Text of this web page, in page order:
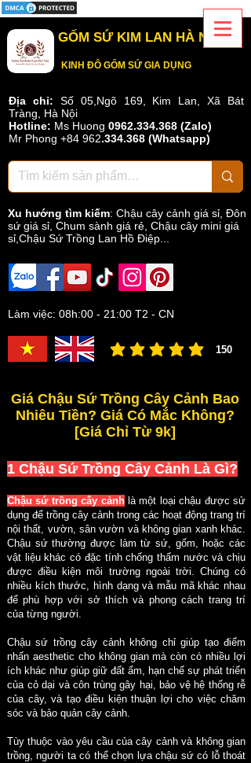
GỐM SỨ KIM LAN HÀ NỘI
KINH ĐÔ GỐM SỨ GIA DỤNG
Địa chỉ: Số 05,Ngõ 169, Kim Lan, Xã Bát
Tràng, Hà Nội
Hotline: Ms Huong 0962.334.368 (Zalo)
Mr Phong +84 962.334.368 (Whatsapp)
Xu hướng tìm kiếm: Chậu cây cảnh giá sỉ Đôn
sứ giá sỉ Chum sành giá rẻ Chậu cây mini giá
sỉ,Chậu Sứ Trồng Lan Hồ Điệp...
Làm việc: 08h:00 - 21:00 T2 - CN
150
đánh giá trung bình là 3 /5,
Giá Chậu Sứ Trồng Cây Cảnh Bao
Nhiêu Tiền? Giá Có Mắc Không?
[Giá Chỉ Từ 9k]
1 Chậu Sứ Trồng Cây Cảnh Là Gì?
Chậu sứ trồng cây cảnhlà một loại chậu được sử
dụng để trồng cây cảnh trong các hoạt động trang trí
nội thất, vườn, sân vườn và không gian xanh khác.
Chậu sứ thường được làm từ sứ, gốm, hoặc các
vật liệu khác có đặc tính chống thấm nước và chịu
được điều kiện môi trường ngoài trời. Chúng có
nhiều kích thước, hình dạng và mẫu mã khác nhau
để phù hợp với sở thích và phong cách trang trí
của từng người.
Chậu sứ trồng cây cảnh không chỉ giúp tạo điểm
nhấn aesthetic cho không gian mà còn có nhiều lợi
ích khác như giúp giữ đất ẩm, hạn chế sự phát triển
của cỏ dại và côn trùng gây hại, bảo vệ hệ thống rễ
của cây, và tạo điều kiện thuận lợi cho việc chăm
sóc và bảo quản cây cảnh.
Tùy thuộc vào yêu cầu của cây cảnh và không gian
trồng, người ta có thể chọn lựa chậu sứ có lỗ thoát